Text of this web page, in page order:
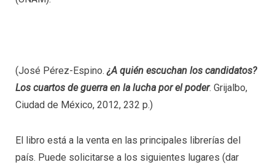
(José Pérez-Espino.¿A quién escuchan los candidatos?
Los cuartos de guerra en la lucha por el poder. Grijalbo,
Ciudad de México, 2012, 232 p.)
El libro está a la venta en las principales librerías del
país. Puede solicitarse a los siguientes lugares (dar